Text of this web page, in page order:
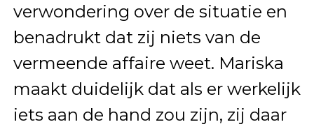
verwondering over de situatie en
benadrukt dat zij niets van de
vermeende affaire weet. Mariska
maakt duidelijk dat als er werkelijk
iets aan de hand zou zijn, zij daar